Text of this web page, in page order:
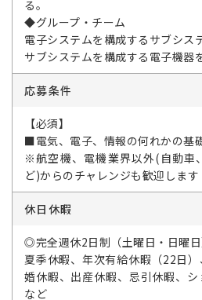
る。
◆グループ・チーム
電子システムを構成するサブシス
サブシステムを構成する電子機器
応募条件
【必須】
■電気、電子、情報の何れかの基
※航空機、電機業界以外(自動車
ど)からのチャレンジも歓迎します
休日休暇
◎完全週休2日制（土曜日・日曜
夏季休暇、年次有給休暇（22日
婚休暇、出産休暇、忌引休暇、
など